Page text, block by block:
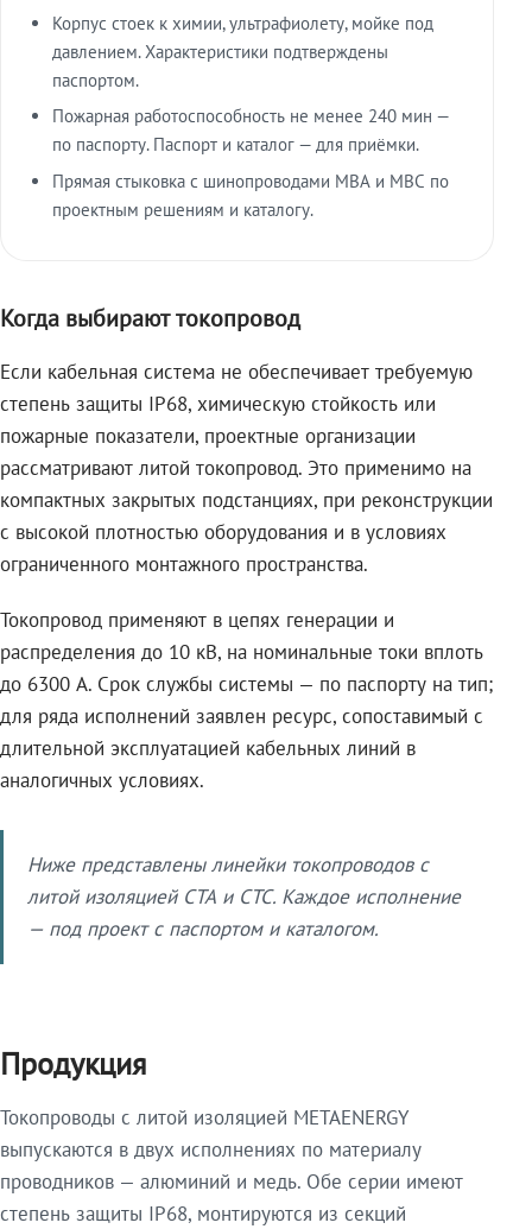
Корпус стоек к химии, ультрафиолету, мойке под
давлением. Характеристики подтверждены
паспортом.
Пожарная работоспособность не менее 240 мин —
по паспорту. Паспорт и каталог — для приёмки.
Прямая стыковка с шинопроводами МВА и МВС по
проектным решениям и каталогу.
Когда выбирают токопровод
Если кабельная система не обеспечивает требуемую
степень защиты IP68, химическую стойкость или
пожарные показатели, проектные организации
рассматривают литой токопровод. Это применимо на
компактных закрытых подстанциях, при реконструкции
с высокой плотностью оборудования и в условиях
ограниченного монтажного пространства.
Токопровод применяют в цепях генерации и
распределения до 10 кВ, на номинальные токи вплоть
до 6300 А. Срок службы системы — по паспорту на тип;
для ряда исполнений заявлен ресурс, сопоставимый с
длительной эксплуатацией кабельных линий в
аналогичных условиях.
Ниже представлены линейки токопроводов с
литой изоляцией СТА и СТС. Каждое исполнение
— под проект с паспортом и каталогом.
Продукция
Токопроводы с литой изоляцией METAENERGY
выпускаются в двух исполнениях по материалу
проводников — алюминий и медь. Обе серии имеют
степень защиты IP68, монтируются из секций